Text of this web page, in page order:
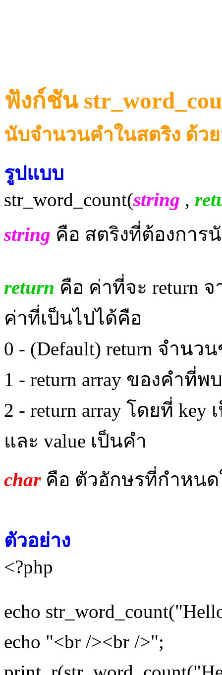
ฟังก์ชัน
นับจำนวนคำในสตริง ด้ว
รูปแบบ
str_word_count(string ,
string คือ สตริงที่ต้องการ
return คือ ค่าที่จะ return
ค่าที่เป็นไปได้คือ
0 - (Default) return จำนว
1 - return array ของคำที่พ
2 - return array โดยที่
และ value เป็นคำ
charคือ ตัวอักษรที่กำหนด
ตัวอย่าง
<?php
echo
echo "<br /><br />";